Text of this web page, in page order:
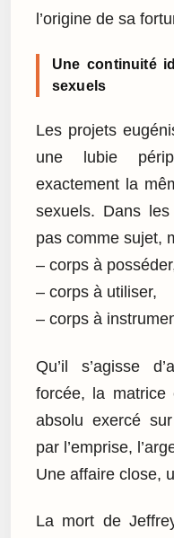
l’origine de sa
Une continuité
sexuels
Les projets
une lubie
exactement la
sexuels. Dans les
pas comme sujet,
– corps à
– corps à utiliser,
– corps à
Qu’il s’agisse
forcée, la
absolu exercé
par l’emprise,
Une affaire close,
La mort de